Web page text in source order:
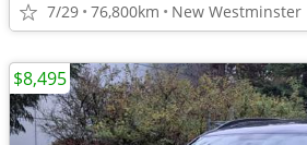
7/29 76,800km New Westminster
$8,495